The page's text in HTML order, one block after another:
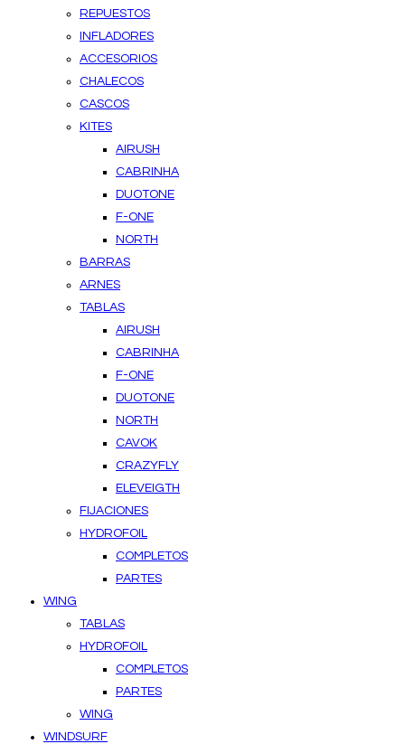
REPUESTOS
INFLADORES
ACCESORIOS
CHALECOS
CASCOS
KITES
AIRUSH
CABRINHA
DUOTONE
F-ONE
NORTH
BARRAS
ARNES
TABLAS
AIRUSH
CABRINHA
F-ONE
DUOTONE
NORTH
CAVOK
CRAZYFLY
ELEVEIGTH
FIJACIONES
HYDROFOIL
COMPLETOS
PARTES
WING
TABLAS
HYDROFOIL
COMPLETOS
PARTES
WING
WINDSURF